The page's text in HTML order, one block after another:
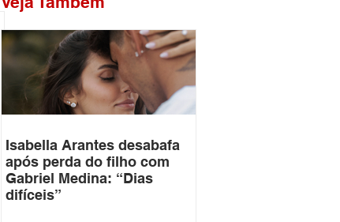
Isabella Arantes desabafa
após perda do filho com
Gabriel Medina: “Dias
difíceis”